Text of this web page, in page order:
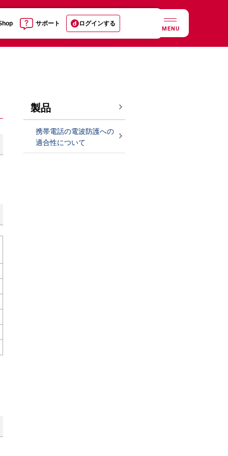
サポート ログインする
MENU
製品
携帯電話の電波防護への
適合性について